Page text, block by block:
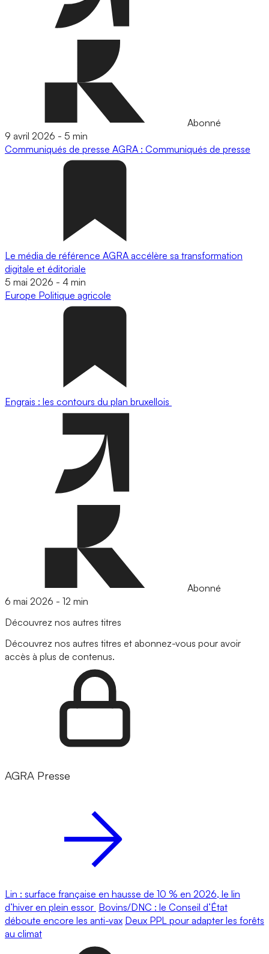
Abonné
9 avril 2026 - 5 min
Communiqués de presse AGRA : Communiqués de presse
Le média de référence AGRA accélère sa transformation
digitale et éditoriale
5 mai 2026 - 4 min
Europe Politique agricole
Engrais : les contours du plan bruxellois
Abonné
6 mai 2026 - 12 min
Découvrez nos autres titres
Découvrez nos autres titres et abonnez-vous pour avoir
accès à plus de contenus.
AGRA Presse
Lin : surface française en hausse de 10 % en 2026, le lin
d’hiver en plein essor Bovins/DNC : le Conseil d’État
déboute encore les anti-vax Deux PPL pour adapter les forêts
au climat